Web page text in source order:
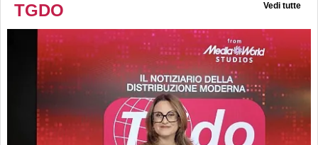
TGDO Vedi tutte